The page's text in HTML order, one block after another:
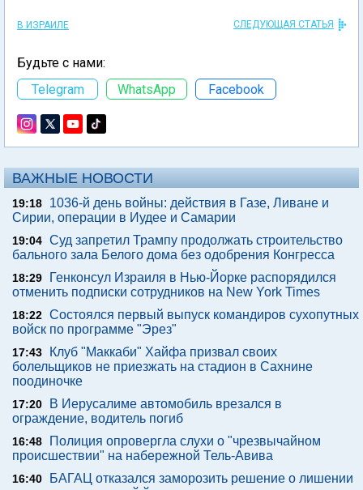
В ИЗРАИЛЕ СЛЕДУЮЩАЯ СТАТЬЯ
Будьте с нами:
Telegram
WhatsApp Facebook
ВАЖНЫЕ НОВОСТИ
19:18
1036-й день войны: действия в Газе, Ливане и
Сирии, операции в Иудее и Самарии
19:04 Суд запретил Трампу продолжать строительство
бального зала Белого дома без одобрения Конгресса
18:29
Генконсул Израиля в Нью-Йорке распорядился
отменить подписки сотрудников на New York Times
18:22 Состоялся первый выпуск командиров сухопутных
войск по программе "Эрез"
17:43
Клуб "Маккаби" Хайфа призвал своих
болельщиков не приезжать на стадион в Сахнине
поодиночке
17:20
В Иерусалиме автомобиль врезался в
ограждение, водитель погиб
16:48
Полиция опровергла слухи о "чрезвычайном
происшествии" на набережной Тель-Авива
16:40
БАГАЦ отказался заморозить решение о лишении